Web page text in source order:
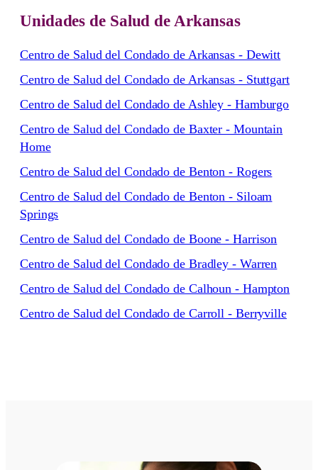
Unidades de Salud de Arkansas
Centro de Salud del Condado de Arkansas - Dewitt
Centro de Salud del Condado de Arkansas - Stuttgart
Centro de Salud del Condado de Ashley - Hamburgo
Centro de Salud del Condado de Baxter - Mountain
Home
Centro de Salud del Condado de Benton - Rogers
Centro de Salud del Condado de Benton - Siloam
Springs
Centro de Salud del Condado de Boone - Harrison
Centro de Salud del Condado de Bradley - Warren
Centro de Salud del Condado de Calhoun - Hampton
Centro de Salud del Condado de Carroll - Berryville